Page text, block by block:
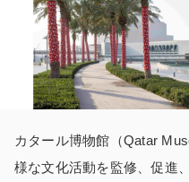
カタール博物館（Qatar
様な文化活動を監修、促進